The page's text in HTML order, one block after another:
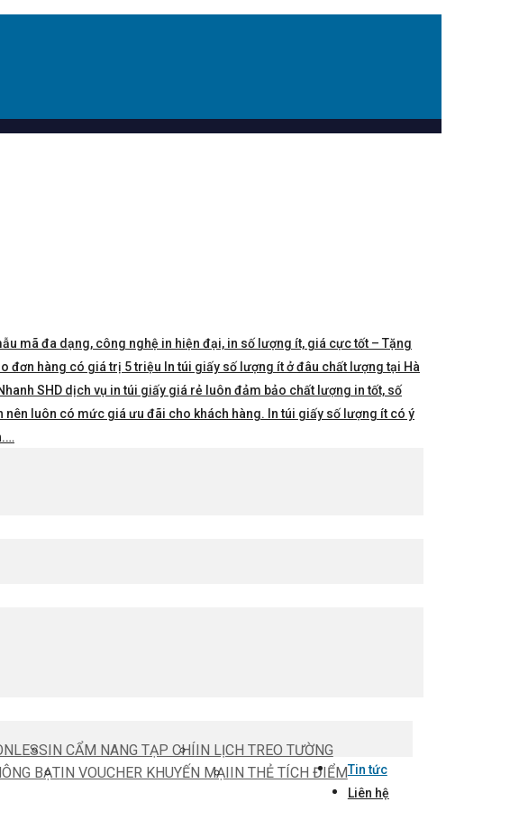
mã đa dạng, công nghệ in hiện đại, in số lượng ít, giá cực tốt – Tặng
đơn hàng có giá trị 5 triệu In túi giấy số lượng ít ở đâu chất lượng tại Hà
SHD dịch vụ in túi giấy giá rẻ luôn đảm bảo chất lượng in tốt, số
luôn có mức giá ưu đãi cho khách hàng. In túi giấy số lượng ít có ý
IN CẨM NANG TẠP CHÍIN LỊCH TREO TƯỜNG
BẠTIN VOUCHER KHUYẾN MẠIIN THẺ TÍCH ĐIỂMTin tức
Liên hệ